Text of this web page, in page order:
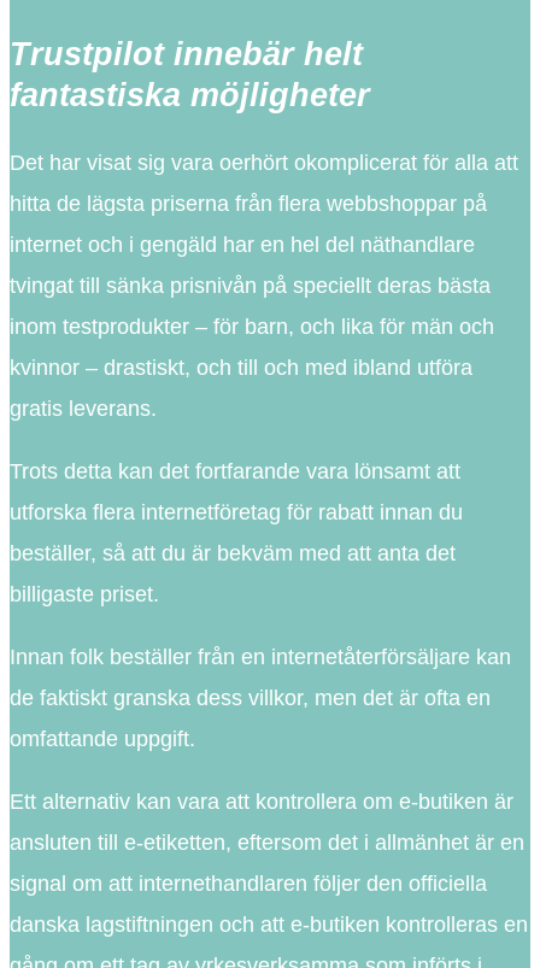
Trustpilot innebär helt
fantastiska möjligheter
Det har visat sig vara oerhört okomplicerat för alla att
hitta de lägsta priserna från flera webbshoppar på
internet och i gengäld har en hel del näthandlare
tvingat till sänka prisnivån på speciellt deras bästa
inom testprodukter – för barn, och lika för män och
kvinnor – drastiskt, och till och med ibland utföra
gratis leverans.
Trots detta kan det fortfarande vara lönsamt att
utforska flera internetföretag för rabatt innan du
beställer, så att du är bekväm med att anta det
billigaste priset.
Innan folk beställer från en internetåterförsäljare kan
de faktiskt granska dess villkor, men det är ofta en
omfattande uppgift.
Ett alternativ kan vara att kontrollera om e-butiken är
ansluten till e-etiketten, eftersom det i allmänhet är en
signal om att internethandlaren följer den officiella
danska lagstiftningen och att e-butiken kontrolleras en